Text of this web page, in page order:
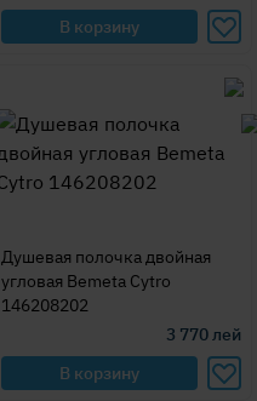
В корзину
Душевая полочка двойная
угловая Bemeta Cytro
146208202
3 770лей
В корзину